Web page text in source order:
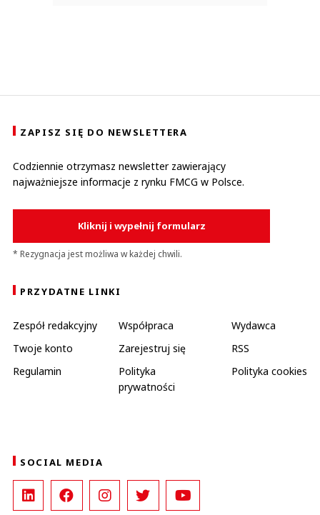
ZAPISZ SIĘ DO NEWSLETTERA
Codziennie otrzymasz newsletter zawierający
najważniejsze informacje z rynku FMCG w Polsce.
Kliknij i wypełnij formularz
* Rezygnacja jest możliwa w każdej chwili.
PRZYDATNE LINKI
Zespół redakcyjny Współpraca
Wydawca
Twoje konto
Zarejestruj się
RSS
Regulamin
Polityka
prywatności
Polityka cookies
SOCIAL MEDIA